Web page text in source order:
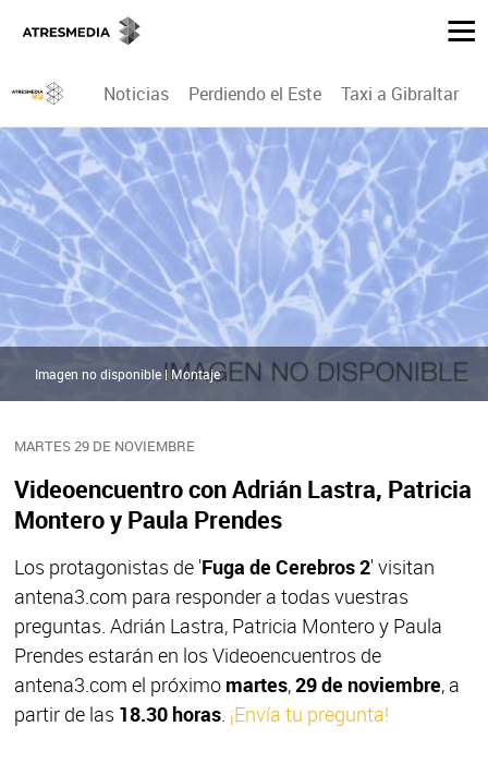
Noticias Perdiendo el Este Taxi a Gibraltar
MARTES 29 DE NOVIEMBRE
Videoencuentro con Adrián Lastra, Patricia
Montero y Paula Prendes
Los protagonistas de 'Fuga de Cerebros 2' visitan
antena3.com para responder a todas vuestras
preguntas. Adrián Lastra, Patricia Montero y Paula
Prendes estarán en los Videoencuentros de
antena3.com el próximo martes,29 de noviembre, a
partir de las 18.30 horas. ¡Envía tu pregunta!
Imagen no disponible | Montaje